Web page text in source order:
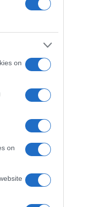
on
on
το ΠΑΜΕ
ομάδας του
για